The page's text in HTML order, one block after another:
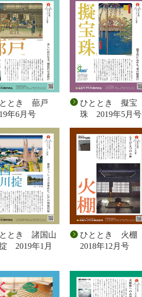
とき 蔀戸
年6月号
ひととき 擬宝
珠 2019年5月号
とき 諸国山
2019年1月
ひととき 火棚
2018年12月号